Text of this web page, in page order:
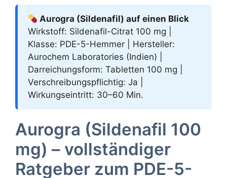
Aurogra (Sildenafil) auf einen Blick
Wirkstoff: Sildenafil-Citrat 100 mg |
Klasse: PDE-5-Hemmer | Hersteller:
Aurochem Laboratories (Indien) |
Darreichungsform: Tabletten 100 mg |
Verschreibungspflichtig: Ja |
Wirkungseintritt: 30–60 Min.
Aurogra (Sildenafil 100
mg) – vollständiger
Ratgeber zum PDE-5-